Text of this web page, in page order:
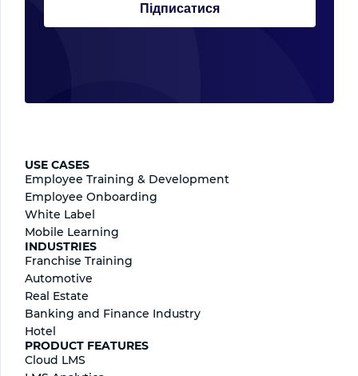
Підписатися
USE CASES
Employee Training & Development
Employee Onboarding
White Label
Mobile Learning
INDUSTRIES
Franchise Training
Automotive
Real Estate
Banking and Finance Industry
Hotel
PRODUCT FEATURES
Cloud LMS